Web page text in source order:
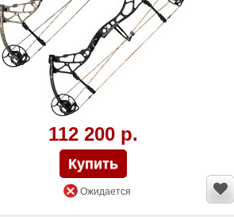
112 200 р.
Ожидается